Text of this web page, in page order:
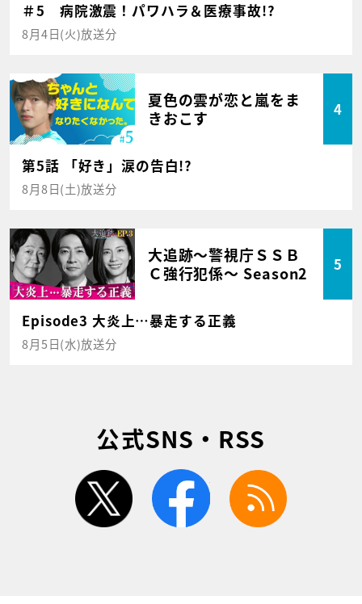
＃5 病院激震！パワハラ＆医療事故!?
8月4日(火)放送分
夏色の雲が恋と嵐をま
きおこす
4
第5話 「好き」涙の告白!?
8月8日(土)放送分
大追跡～警視庁ＳＳＢ
Ｃ強行犯係～ Season2
5
Episode3 大炎上…暴走する正義
8月5日(水)放送分
公式SNS・RSS
twitter facebook